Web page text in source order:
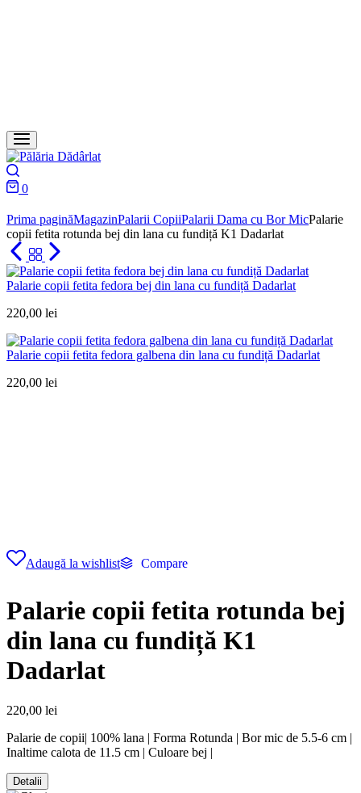
0
Prima paginăMagazinPalarii CopiiPalarii Dama cu Bor MicPalarie
copii fetita rotunda bej din lana cu fundiță K1 Dadarlat
Palarie copii fetita fedora bej din lana cu fundiță Dadarlat
220,00 lei
Palarie copii fetita fedora galbena din lana cu fundiță Dadarlat
220,00 lei
Adaugă la wishlist Compare
Palarie copii fetita rotunda bej
din lana cu fundiță K1
Dadarlat
220,00 lei
Palarie de copii| 100% lana | Forma Rotunda | Bor mic de 5.5-6 cm |
Inaltime calota de 11.5 cm | Culoare bej |
Detalii